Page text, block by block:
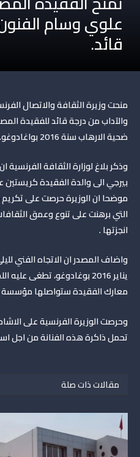
علوي وسام
قائد.
منحت وزيرة الثقافة والاتصال
والآداب من درجة قائد للفقيدة
ضحية الارهاب سنة 2016 بواغادوغو.
وذكر بلاغ لوزارة الثقافة
بيرجي الى والدة الفقيدة
موضحا ان الوزيرة حرصت على
التي برهنت على تنوع وعمق
انجزتها .
واضاف المصدر ان الاتجاه الفني
يناير 2016 بوغادوغو، تطغى
معارك الفقيدة ستواصلها مؤسسة
وحرصت الوزيرة الفرنسية على
تحمل ذاكرة هذه الفنانة من اجل
مقالات ذات صلة